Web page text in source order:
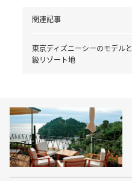
関連記事
東京ディズニーシーのモデル
級リゾート地